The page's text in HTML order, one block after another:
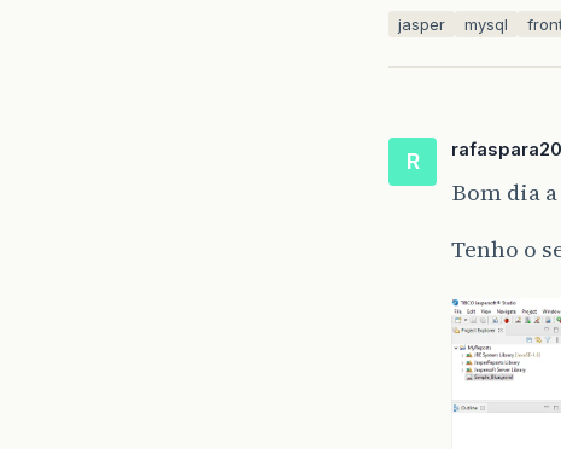
jasper mysql
R
Bom dia
Tenho o